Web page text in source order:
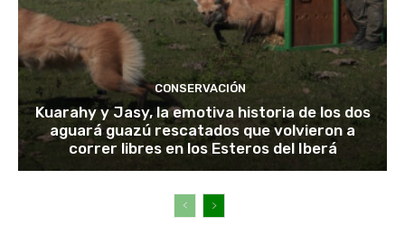
CONSERVACIÓN
Kuarahy y Jasy, la emotiva historia de los dos
aguará guazú rescatados que volvieron a
correr libres en los Esteros del Iberá